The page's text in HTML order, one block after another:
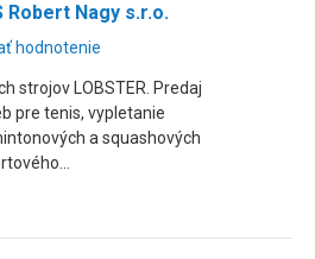
Robert Nagy s.r.o.
hodnotenie
strojov LOBSTER. Predaj
pre tenis, vypletanie
a squashových